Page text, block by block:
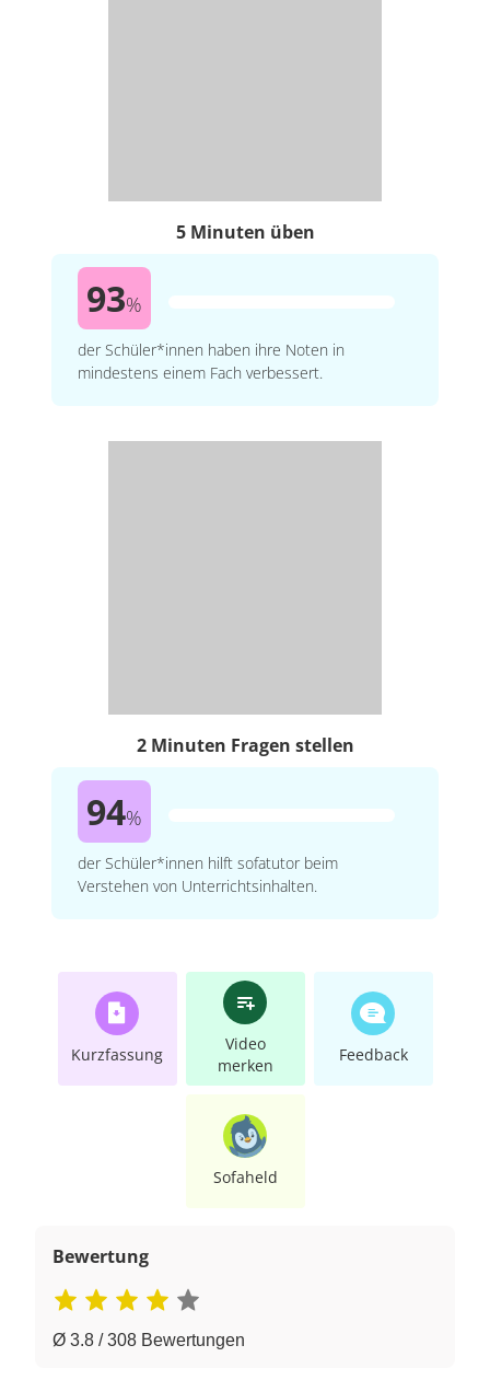
5 Minuten üben
93%
der Schüler*innen haben ihre Noten in
mindestens einem Fach verbessert.
2 Minuten Fragen stellen
94%
der Schüler*innen hilft sofatutor beim
Verstehen von Unterrichtsinhalten.
Kurzfassung
Video
merken
Feedback
Sofaheld
Bewertung
Ø 3.8 / 308 Bewertungen